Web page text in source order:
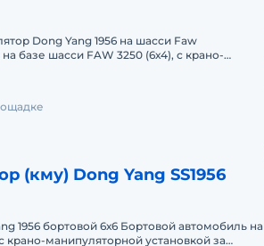
Dong Yang 1956 на шасси Faw
базе шасси FAW 3250 (6х4), с крано-
(кму) Dong Yang SS1956
1956 бортовой 6х6 Бортовой автомобиль на
крано-манипуляторной установкой за